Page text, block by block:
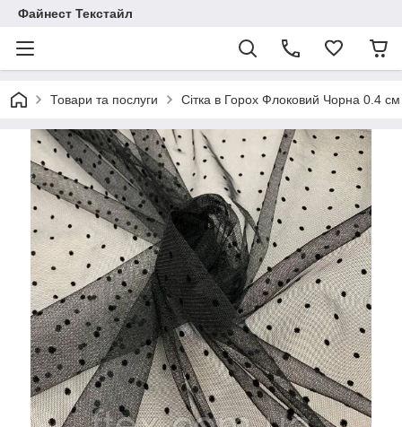
Файнест Текстайл
Товари та послуги Сітка в Горох Флоковий Чорна 0.4 см